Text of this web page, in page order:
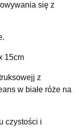
się z
15cm
z
w białe róże na
czystości i